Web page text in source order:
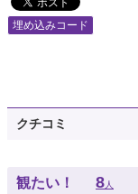
埋め込みコード
クチコミ
観たい！ 8人